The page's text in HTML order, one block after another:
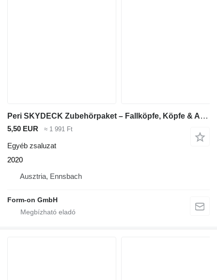
Peri SKYDECK Zubehörpaket – Fallköpfe, Köpfe & Abdeckleisten
5,50 EUR ≈ 1 991 Ft
Egyéb zsaluzat
2020
Ausztria, Ennsbach
Form-on GmbH